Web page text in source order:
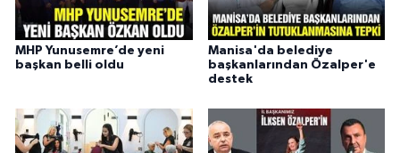
MHP Yunusemre’de yeni
başkan belli oldu
Manisa'da belediye
başkanlarından Özalper'e
destek